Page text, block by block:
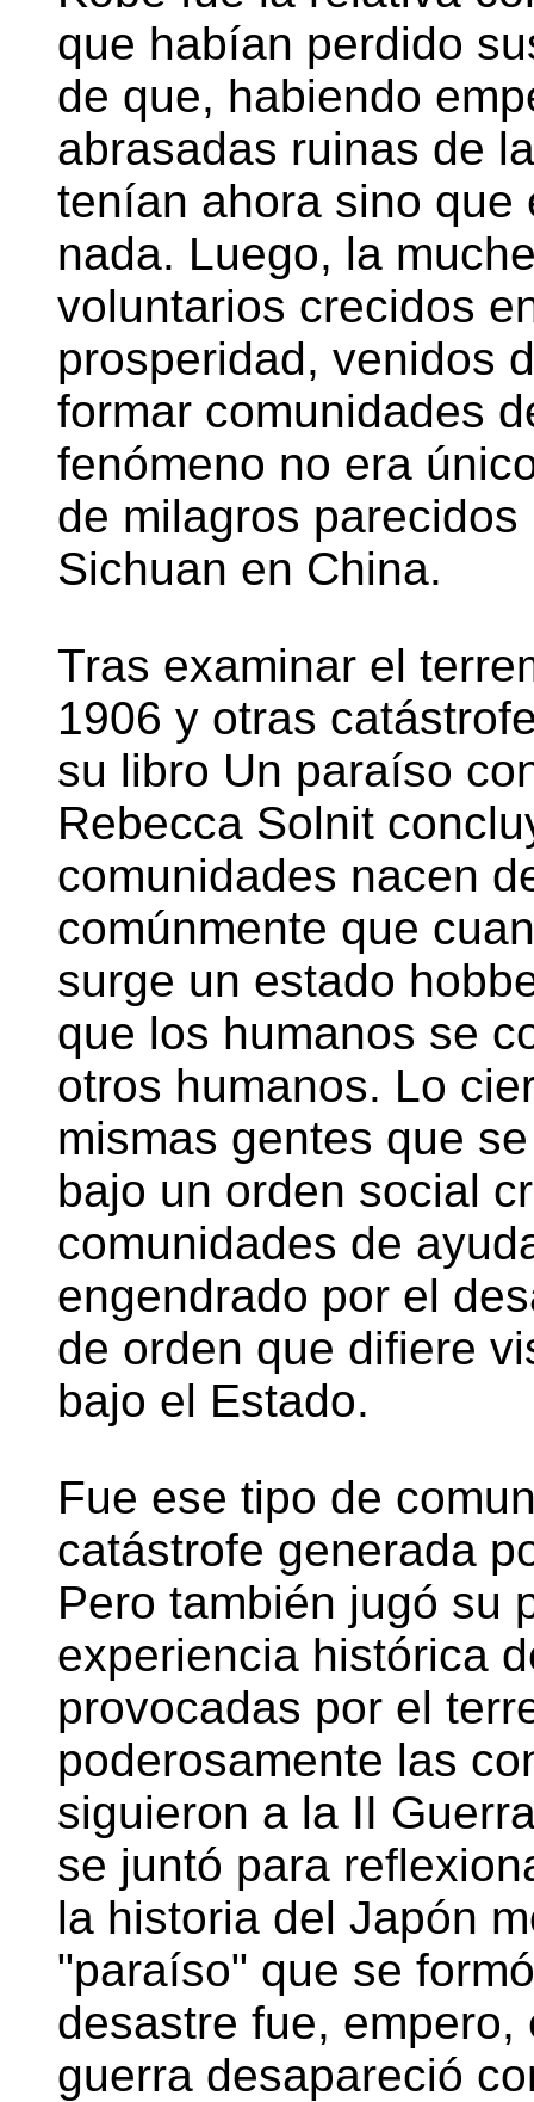
que habían perdido
de que, habiendo
abrasadas ruinas de
tenían ahora sino que
nada. Luego, la
voluntarios crecidos
prosperidad, venidos
formar comunidades
fenómeno no era
de milagros
Sichuan en China.
Tras examinar el
1906 y otras
su libro Un paraíso
Rebecca Solnit
comunidades nacen
comúnmente que
surge un estado
que los humanos se
otros humanos. Lo
mismas gentes que
bajo un orden social
comunidades de
engendrado por el
de orden que difiere
bajo el Estado.
Fue ese tipo de
catástrofe generada
Pero también jugó su
experiencia histórica
provocadas por el
poderosamente las
siguieron a la II
se juntó para
la historia del Japón
"paraíso" que se
desastre fue,
guerra desapareció